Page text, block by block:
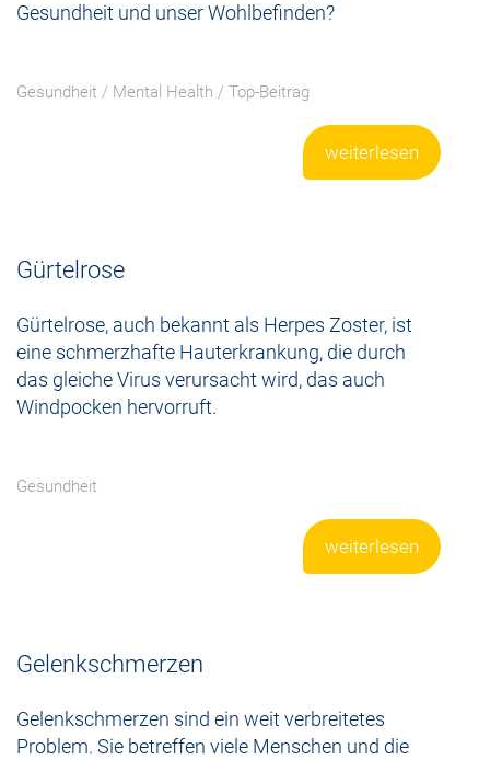
Gesundheit und unser Wohlbefinden?
Gesundheit / Mental Health / Top-Beitrag
weiterlesen
Gürtelrose
Gürtelrose, auch bekannt als Herpes Zoster, ist
eine schmerzhafte Hauterkrankung, die durch
das gleiche Virus verursacht wird, das auch
Windpocken hervorruft.
Gesundheit
weiterlesen
Gelenkschmerzen
Gelenkschmerzen sind ein weit verbreitetes
Problem. Sie betreffen viele Menschen und die